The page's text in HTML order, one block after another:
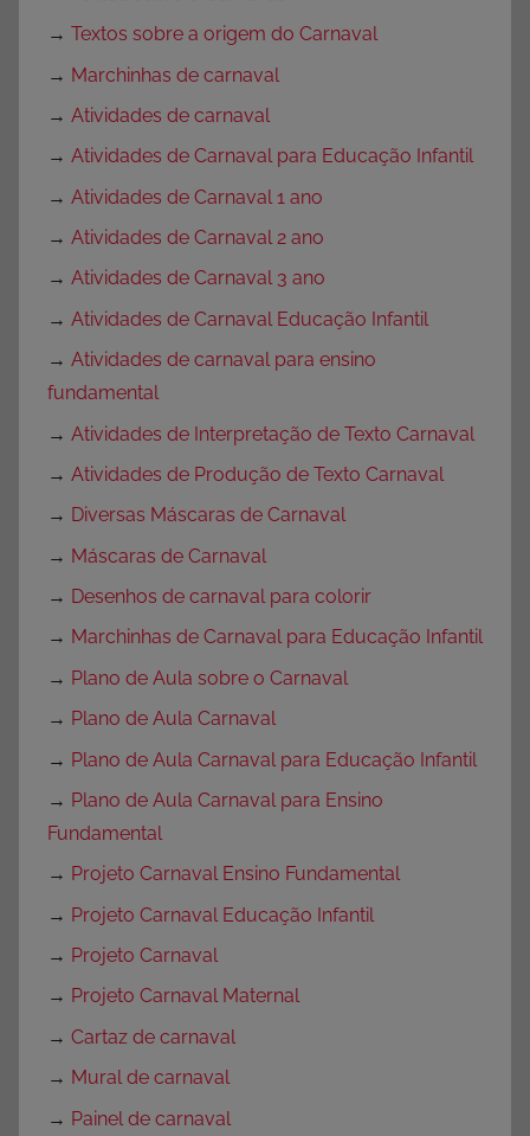
→ Textos sobre a origem do Carnaval
→ Marchinhas de carnaval
→ Atividades de carnaval
→ Atividades de Carnaval para Educação Infantil
→ Atividades de Carnaval 1 ano
→ Atividades de Carnaval 2 ano
→ Atividades de Carnaval 3 ano
→ Atividades de Carnaval Educação Infantil
→ Atividades de carnaval para ensino
fundamental
→ Atividades de Interpretação de Texto Carnaval
→ Atividades de Produção de Texto Carnaval
→ Diversas Máscaras de Carnaval
→ Máscaras de Carnaval
→ Desenhos de carnaval para colorir
→ Marchinhas de Carnaval para Educação Infantil
→ Plano de Aula sobre o Carnaval
→ Plano de Aula Carnaval
→ Plano de Aula Carnaval para Educação Infantil
→ Plano de Aula Carnaval para Ensino
Fundamental
→ Projeto Carnaval Ensino Fundamental
→ Projeto Carnaval Educação Infantil
→ Projeto Carnaval
→ Projeto Carnaval Maternal
→ Cartaz de carnaval
→ Mural de carnaval
→ Painel de carnaval